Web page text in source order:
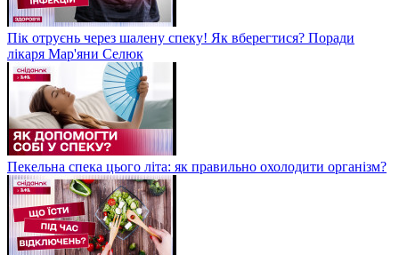
Пік отруєнь через шалену спеку! Як вберегтися? Поради
лікаря Мар'яни Селюк
Пекельна спека цього літа: як правильно охолодити організм?